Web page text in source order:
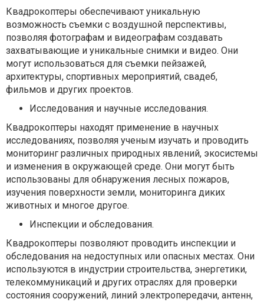
Квадрокоптеры обеспечивают уникальную
возможность съемки с воздушной перспективы,
позволяя фотографам и видеографам создавать
захватывающие и уникальные снимки и видео. Они
могут использоваться для съемки пейзажей,
архитектуры, спортивных мероприятий, свадеб,
фильмов и других проектов.
Исследования и научные исследования.
Квадрокоптеры находят применение в научных
исследованиях, позволяя ученым изучать и проводить
мониторинг различных природных явлений, экосистемы
и изменения в окружающей среде. Они могут быть
использованы для обнаружения лесных пожаров,
изучения поверхности земли, мониторинга диких
животных и многое другое.
Инспекции и обследования.
Квадрокоптеры позволяют проводить инспекции и
обследования на недоступных или опасных местах. Они
используются в индустрии строительства, энергетики,
телекоммуникаций и других отраслях для проверки
состояния сооружений, линий электропередачи, антенн,